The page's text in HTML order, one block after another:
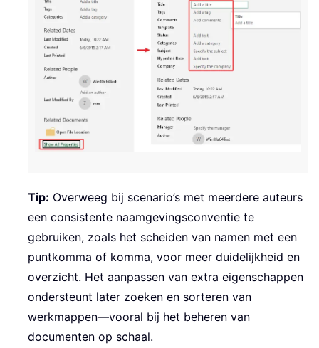
Tip: Overweeg bij scenario’s met meerdere auteurs
een consistente naamgevingsconventie te
gebruiken, zoals het scheiden van namen met een
puntkomma of komma, voor meer duidelijkheid en
overzicht. Het aanpassen van extra eigenschappen
ondersteunt later zoeken en sorteren van
werkmappen—vooral bij het beheren van
documenten op schaal.